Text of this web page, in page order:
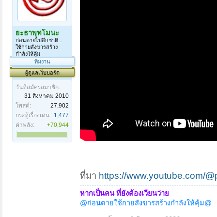
ยะธาพุทโมนะ
ก่อนตายไปอีกชาติ ..
ใช้กายสังขารสร้าง
กำลังให้คุ้ม
ทีมงาน
ผู้ดูแลเว็บบอร์ด
วันที่สมัครสมาชิก:
31 สิงหาคม 2010
โพสต์:
27,902
กระทู้เรื่องเด่น: 1,477
ค่าพลัง:
+70,944
ที่มา https://www.youtube.com/
หากเป็นคน ที่ยังต้องเวียนว่าย
@ก่อนตายใช้กายสังขารสร้างกำลังให้คุ้ม@
หน้า 2 ของ 2 < ย้อนกลับ